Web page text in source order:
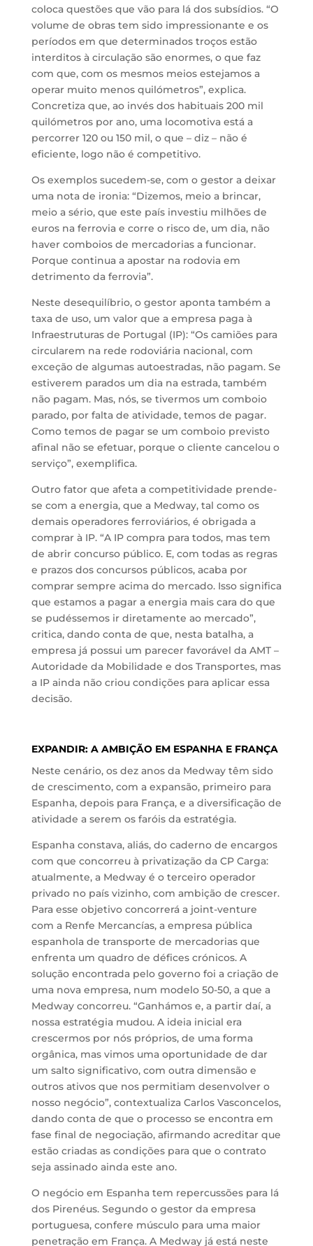
coloca questões que vão para lá dos subsídios. “O
volume de obras tem sido impressionante e os
períodos em que determinados troços estão
interditos à circulação são enormes, o que faz
com que, com os mesmos meios estejamos a
operar muito menos quilómetros”, explica.
Concretiza que, ao invés dos habituais 200 mil
quilómetros por ano, uma locomotiva está a
percorrer 120 ou 150 mil, o que – diz – não é
eficiente, logo não é competitivo.
Os exemplos sucedem-se, com o gestor a deixar
uma nota de ironia: “Dizemos, meio a brincar,
meio a sério, que este país investiu milhões de
euros na ferrovia e corre o risco de, um dia, não
haver comboios de mercadorias a funcionar.
Porque continua a apostar na rodovia em
detrimento da ferrovia”.
Neste desequilíbrio, o gestor aponta também a
taxa de uso, um valor que a empresa paga à
Infraestruturas de Portugal (IP): “Os camiões para
circularem na rede rodoviária nacional, com
exceção de algumas autoestradas, não pagam. Se
estiverem parados um dia na estrada, também
não pagam. Mas, nós, se tivermos um comboio
parado, por falta de atividade, temos de pagar.
Como temos de pagar se um comboio previsto
afinal não se efetuar, porque o cliente cancelou o
serviço”, exemplifica.
Outro fator que afeta a competitividade prende-
se com a energia, que a Medway, tal como os
demais operadores ferroviários, é obrigada a
comprar à IP. “A IP compra para todos, mas tem
de abrir concurso público. E, com todas as regras
e prazos dos concursos públicos, acaba por
comprar sempre acima do mercado. Isso significa
que estamos a pagar a energia mais cara do que
se pudéssemos ir diretamente ao mercado”,
critica, dando conta de que, nesta batalha, a
empresa já possui um parecer favorável da AMT –
Autoridade da Mobilidade e dos Transportes, mas
a IP ainda não criou condições para aplicar essa
decisão.
EXPANDIR: A AMBIÇÃO EM ESPANHA E FRANÇA
Neste cenário, os dez anos da Medway têm sido
de crescimento, com a expansão, primeiro para
Espanha, depois para França, e a diversificação de
atividade a serem os faróis da estratégia.
Espanha constava, aliás, do caderno de encargos
com que concorreu à privatização da CP Carga:
atualmente, a Medway é o terceiro operador
privado no país vizinho, com ambição de crescer.
Para esse objetivo concorrerá a joint-venture
com a Renfe Mercancías, a empresa pública
espanhola de transporte de mercadorias que
enfrenta um quadro de défices crónicos. A
solução encontrada pelo governo foi a criação de
uma nova empresa, num modelo 50-50, a que a
Medway concorreu. “Ganhámos e, a partir daí, a
nossa estratégia mudou. A ideia inicial era
crescermos por nós próprios, de uma forma
orgânica, mas vimos uma oportunidade de dar
um salto significativo, com outra dimensão e
outros ativos que nos permitiam desenvolver o
nosso negócio”, contextualiza Carlos Vasconcelos,
dando conta de que o processo se encontra em
fase final de negociação, afirmando acreditar que
estão criadas as condições para que o contrato
seja assinado ainda este ano.
O negócio em Espanha tem repercussões para lá
dos Pirenéus. Segundo o gestor da empresa
portuguesa, confere músculo para uma maior
penetração em França. A Medway já está neste